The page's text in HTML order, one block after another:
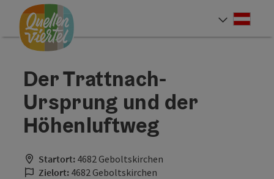
Zum Inhalt
Zur Navigation
Zum Seitenanfang
Der Trattnach-
Ursprung und der
Höhenluftweg
Startort: 4682 Geboltskirchen
Zielort: 4682 Geboltskirchen